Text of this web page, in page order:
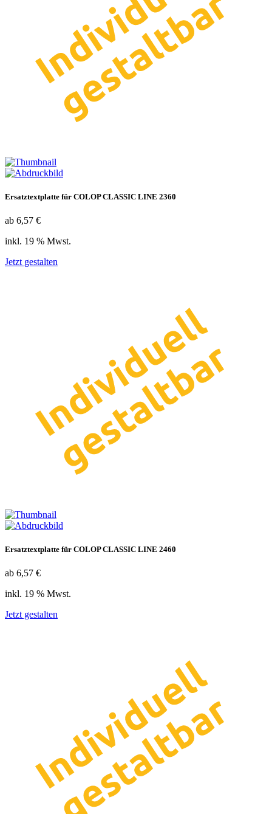
Ersatztextplatte für COLOP CLASSIC LINE 2360
ab 6,57 €
inkl. 19 % Mwst.
Jetzt gestalten
Ersatztextplatte für COLOP CLASSIC LINE 2460
ab 6,57 €
inkl. 19 % Mwst.
Jetzt gestalten